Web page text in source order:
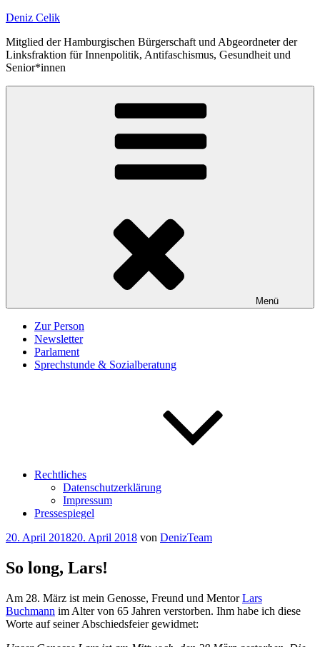
Zum
springen
Deniz Celik
Mitglied der Hamburgischen Bürgerschaft und Abgeordneter der
Linksfraktion für Innenpolitik, Antifaschismus, Gesundheit und
Senior*innen
Menü
Zur Person
Newsletter
Parlament
Sprechstunde & Sozialberatung
Rechtliches
Datenschutzerklärung
Impressum
Pressespiegel
Veröffentlicht
20. April 201820. April 2018 von DenizTeam
So long, Lars!
Am 28. März ist mein Genosse, Freund und MentorLars
Buchmann im Alter von 65 Jahren verstorben. Ihm habe ich diese
Worte auf seiner Abschiedsfeier gewidmet: